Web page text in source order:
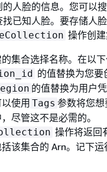
人脸的信息。您可以
已知人脸。要存储人
操作创建
集合选择名称。在以
的值替换为您要
的值替换为用户
使用 Tags 参数将您
尽管这不是必需的。
操作将返回
该集合的 Arn。记下